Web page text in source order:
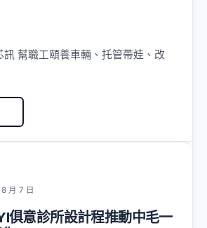
訊 幫職工頤養車輛、托管帶娃、改
月 7 日
俱意診所設計程推動中毛一